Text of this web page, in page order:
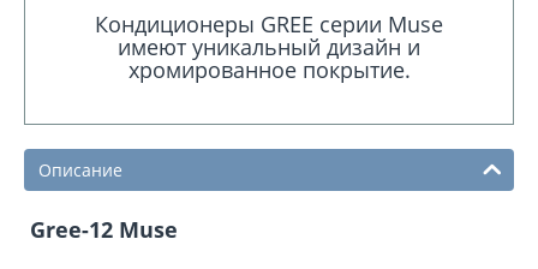
Кондиционеры GREE серии Muse
имеют уникальный дизайн и
хромированное покрытие.
Описание
Gree-12 Muse